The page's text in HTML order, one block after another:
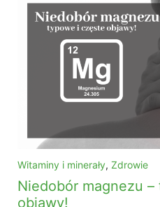
Witaminy i minerały, Zdrowie
Niedobór magnezu
objawy!